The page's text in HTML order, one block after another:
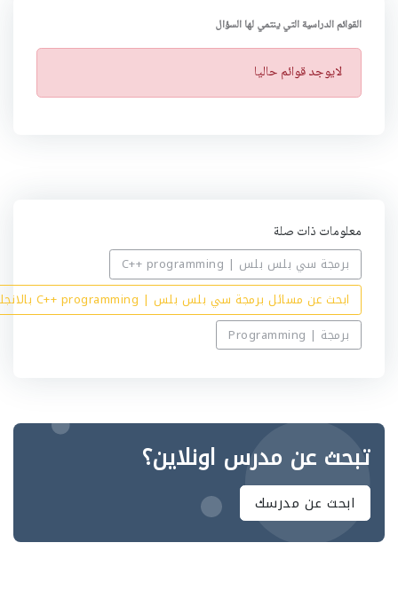
القوائم الدراسية التي ينتمي لها السؤال
ت
ن
لايوجد قوائم حاليا
معلومات ذات صلة
برمجة سي بلس بلس | C++ programming
ابحث عن مسائل برمجة سي بلس بلس | C++ programming بالانجليزي
برمجة | Programming
تبحث عن مدرس اونلاين؟
ابحث عن مدرسك